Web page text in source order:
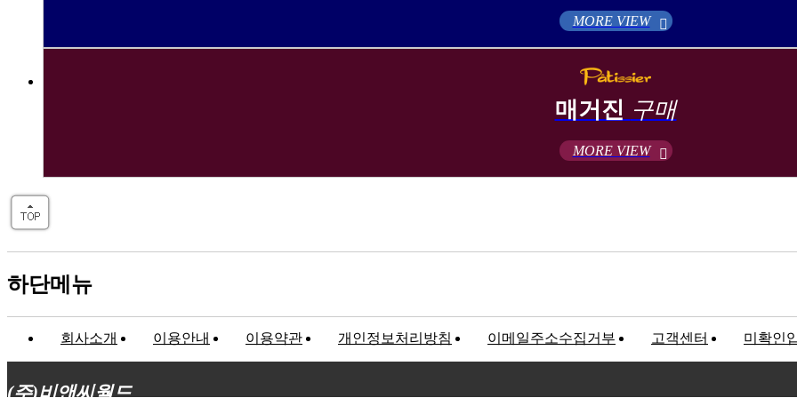
MORE VIEW
매거진 구매
MORE VIEW
하단메뉴
회사소개 이용안내 이용약관 개인정보처리방침 이메일주소수집거부 고객센터 미확인
(주)비앤씨월드